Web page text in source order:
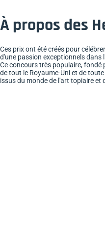
À propos des
Ces prix ont été créés pour
d'une passion exceptionnels dans
Ce concours très populaire, fondé
de tout le Royaume-Uni et de
issus du monde de l'art topiaire et